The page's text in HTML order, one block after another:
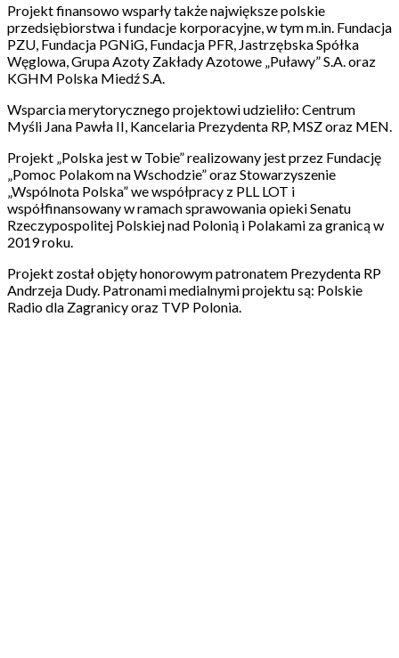
Projekt finansowo wsparły także największe polskie
przedsiębiorstwa i fundacje korporacyjne, w tym m.in. Fundacja
PZU, Fundacja PGNiG, Fundacja PFR, Jastrzębska Spółka
Węglowa, Grupa Azoty Zakłady Azotowe „Puławy” S.A. oraz
KGHM Polska Miedź S.A.
Wsparcia merytorycznego projektowi udzieliło: Centrum
Myśli Jana Pawła II, Kancelaria Prezydenta RP, MSZ oraz MEN.
Projekt „Polska jest w Tobie” realizowany jest przez Fundację
„Pomoc Polakom na Wschodzie” oraz Stowarzyszenie
„Wspólnota Polska” we współpracy z PLL LOT i
współfinansowany w ramach sprawowania opieki Senatu
Rzeczypospolitej Polskiej nad Polonią i Polakami za granicą w
2019 roku.
Projekt został objęty honorowym patronatem Prezydenta RP
Andrzeja Dudy. Patronami medialnymi projektu są: Polskie
Radio dla Zagranicy oraz TVP Polonia.